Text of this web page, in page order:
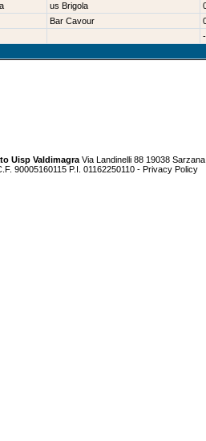
us Brigola
Bar Cavour
-
Uisp Valdimagra Via Landinelli 88 19038
90005160115 P.I. 01162250110 - Privacy Policy